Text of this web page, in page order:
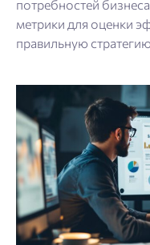
потребностей
метрики для оценки
правильную